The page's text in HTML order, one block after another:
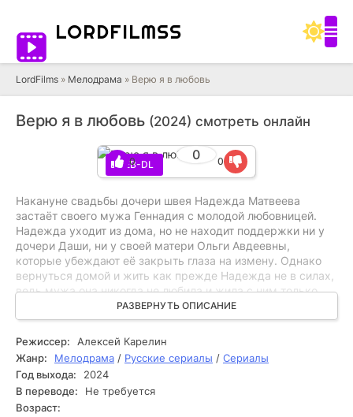
LORDFILMSS
LordFilms » Мелодрама » Верю я в любовь
Верю я в любовь (2024) смотреть онлайн
WEB-DL
0
0 0
Накануне свадьбы дочери швея Надежда Матвеева
застаёт своего мужа Геннадия с молодой любовницей.
Надежда уходит из дома, но не находит поддержки ни у
дочери Даши, ни у своей матери Ольги Авдеевны,
которые убеждают её закрыть глаза на измену. Однако
вернуться домой и жить как прежде Надежда не в силах,
ведь мужа она никогда не любила и жила с ним только
из чувства благодарности. Когда-то Геннадий женился
на ней, зная, что она беременна от другого. Спустя
двадцать лет, оказавшись на перепутье, Надежда
решается разыскать свою первую и единственную
любовь — Ивана Гаврилова, отца Даши.
РАЗВЕРНУТЬ ОПИСАНИЕ
Режиссер:
Алексей Карелин
Жанр:
Мелодрама / Русские сериалы / Сериалы
Год выхода:
2024
В переводе:
Не требуется
Возраст: